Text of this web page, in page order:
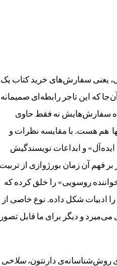
یعنی سفارش‌های خرید کتاب یک
که این تاجر رابطه‌ای صمیمانه
سفارش‌هایش نه فقط حاوی
هم هست. با مقایسه‌ نظرات و
ایده‌آل» و ابداعات نویسندگیش
فهم آن زمان بورژوازی از تربیت
روسویی» را خلق کرده که
ادبیات شکل داده. نوع خاصی از
می‌میرد و دیگر برای ما قابل تصور
روش‌شناسانه‌ی دارنتون،سلاخی